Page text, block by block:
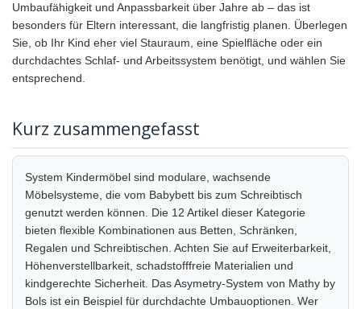
Umbaufähigkeit und Anpassbarkeit über Jahre ab – das ist
besonders für Eltern interessant, die langfristig planen. Überlegen
Sie, ob Ihr Kind eher viel Stauraum, eine Spielfläche oder ein
durchdachtes Schlaf- und Arbeitssystem benötigt, und wählen Sie
entsprechend.
Kurz zusammengefasst
System Kindermöbel sind modulare, wachsende
Möbelsysteme, die vom Babybett bis zum Schreibtisch
genutzt werden können. Die 12 Artikel dieser Kategorie
bieten flexible Kombinationen aus Betten, Schränken,
Regalen und Schreibtischen. Achten Sie auf Erweiterbarkeit,
Höhenverstellbarkeit, schadstofffreie Materialien und
kindgerechte Sicherheit. Das Asymetry-System von Mathy by
Bols ist ein Beispiel für durchdachte Umbauoptionen. Wer